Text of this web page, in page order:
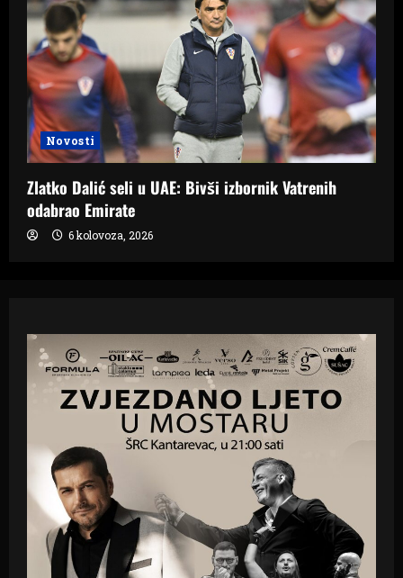
Novosti
Zlatko Dalić seli u UAE: Bivši izbornik Vatrenih
odabrao Emirate
6 kolovoza, 2026